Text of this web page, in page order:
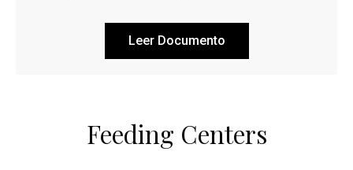
Leer Documento
Feeding Centers